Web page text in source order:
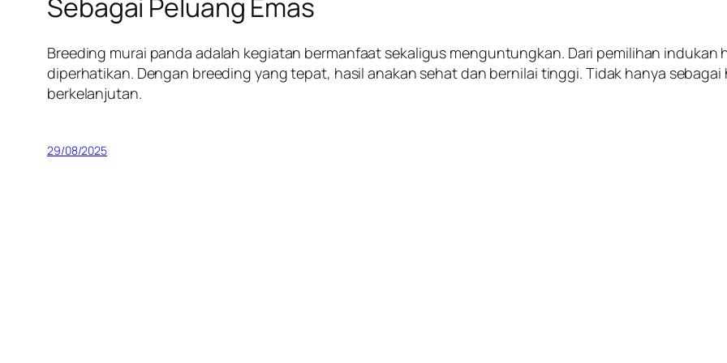
Breeding murai panda adalah kegiatan bermanfaat sekaligus menguntungkan. Dari pemilihan
diperhatikan. Dengan breeding yang tepat, hasil anakan sehat dan bernilai tinggi. Tidak hanya
berkelanjutan.
29/08/2025